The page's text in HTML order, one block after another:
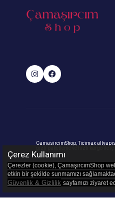
CamasircimShop, Ticimax
gizli paketleme ve hızlı kargo
Çerez Kullanımı
Çerezler (cookie), ÇamaşırcımShop
etkin bir şekilde sunmamızı
Güvenlik & Gizlilik sayfamızı ziyaret